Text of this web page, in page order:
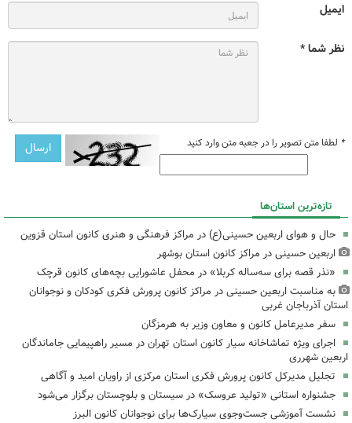
ایمیل
نظر شما *
* لطفا متن تصویر را در جعبه متن وارد کنید
تازه‌ترین استان‌ها
حال و هوای اربعین حسینی(ع) در مراکز فرهنگی و هنری کانون استان قزوین
اربعین حسینی در مراکز کانون استان بوشهر
«نذر قصه برای سه‌ساله کربلا» در محفل عاشورایی بچه‌های کانون قرچک
به مناسبت اربعین حسینی در مراکز کانون پرورش فکری کودکان و نوجوانان
استان آذرباجان غربی
سفر مدیرعامل کانون و معاون وزیر به هرمزگان
اجرای ویژه تماشاخانه سیار کانون استان تهران در مسیر راهپیمایی جاماندگان
اربعین شهرری
تجلیل مدیرکل کانون پرورش فکری استان مرکزی از راویان امید و آگاهی
جشنواره استانی «تولید عروسک» در سیستان و بلوچستان برگزار می‌شود
نشست آموزشی جست‌وجوی سیارک‌ها برای نوجوانان کانون البرز